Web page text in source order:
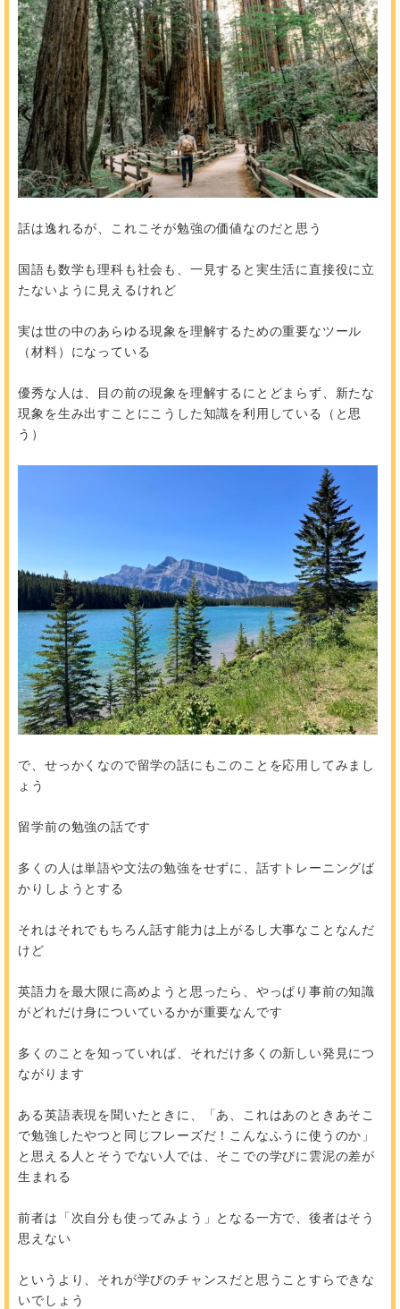
話は逸れるが、これこそが勉強の価値なのだと思う
国語も数学も理科も社会も、一見すると実生活に直接役に立
たないように見えるけれど
実は世の中のあらゆる現象を理解するための重要なツール
（材料）になっている
優秀な人は、目の前の現象を理解するにとどまらず、新たな
現象を生み出すことにこうした知識を利用している（と思
う）
で、せっかくなので留学の話にもこのことを応用してみまし
ょう
留学前の勉強の話です
多くの人は単語や文法の勉強をせずに、話すトレーニングば
かりしようとする
それはそれでもちろん話す能力は上がるし大事なことなんだ
けど
英語力を最大限に高めようと思ったら、やっぱり事前の知識
がどれだけ身についているかが重要なんです
多くのことを知っていれば、それだけ多くの新しい発見につ
ながります
ある英語表現を聞いたときに、「あ、これはあのときあそこ
で勉強したやつと同じフレーズだ！こんなふうに使うのか」
と思える人とそうでない人では、そこでの学びに雲泥の差が
生まれる
前者は「次自分も使ってみよう」となる一方で、後者はそう
思えない
というより、それが学びのチャンスだと思うことすらできな
いでしょう